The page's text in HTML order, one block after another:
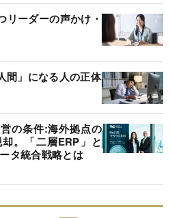
リーダーの声かけ・
間」になる人の正体
の条件:海外拠点の
。「二層ERP」と
タ統合戦略とは